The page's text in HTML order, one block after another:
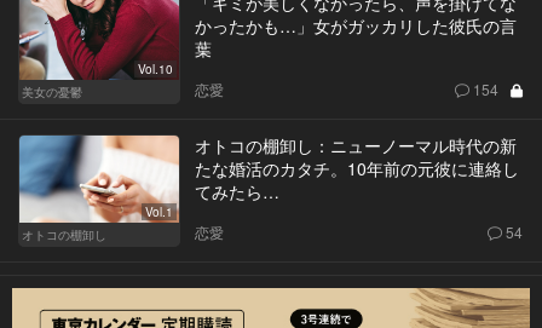
Vol.10
美女の憂鬱
かったかも…」女がガッカリした彼氏の言
葉
恋愛 154
Vol.1
オトコの棚卸し
オトコの棚卸し：ニューノーマル時代の新
たな婚活のカタチ。10年前の元彼に連絡し
てみたら…
恋愛 54